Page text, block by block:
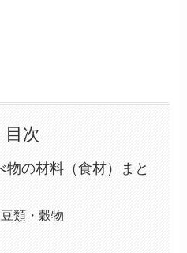
目次
物の材料（食材）まと
類・穀物